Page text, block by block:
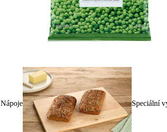
Nápoje Speciální